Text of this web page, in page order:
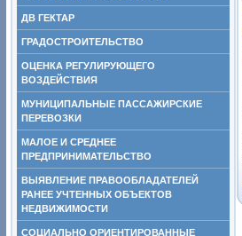
ДВ ГЕКТАР
ГРАДОСТРОИТЕЛЬСТВО
ОЦЕНКА РЕГУЛИРУЮЩЕГО
ВОЗДЕЙСТВИЯ
МУНИЦИПАЛЬНЫЕ ПАССАЖИРСКИЕ
ПЕРЕВОЗКИ
МАЛОЕ И СРЕДНЕЕ
ПРЕДПРИНИМАТЕЛЬСТВО
ВЫЯВЛЕНИЕ ПРАВООБЛАДАТЕЛЕЙ
РАНЕЕ УЧТЕННЫХ ОБЪЕКТОВ
НЕДВИЖИМОСТИ
СОЦИАЛЬНО ОРИЕНТИРОВАННЫЕ